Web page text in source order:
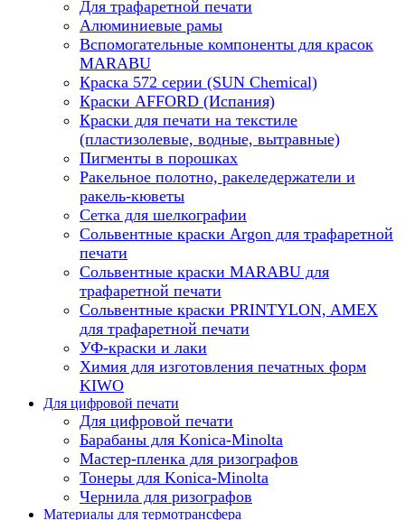
Для трафаретной печати
Алюминиевые рамы
Вспомогательные компоненты для красок
MARABU
Краска 572 серии (SUN Chemical)
Краски AFFORD (Испания)
Краски для печати на текстиле
(пластизолевые, водные, вытравные)
Пигменты в порошках
Ракельное полотно, ракеледержатели и
ракель-кюветы
Сетка для шелкографии
Сольвентные краски Argon для трафаретной
печати
Сольвентные краски MARABU для
трафаретной печати
Сольвентные краски PRINTYLON, AMEX
для трафаретной печати
УФ-краски и лаки
Химия для изготовления печатных форм
KIWO
Для цифровой печати
Для цифровой печати
Барабаны для Konica-Minolta
Мастер-пленка для ризографов
Тонеры для Konica-Minolta
Чернила для ризографов
Материалы для термотрансфера